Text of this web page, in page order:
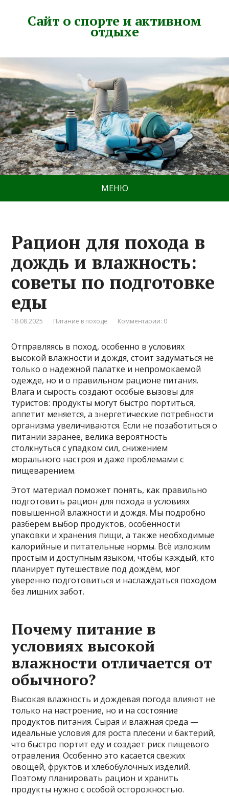
Сайт о спорте и активном
отдыхе
МЕНЮ
Рацион для похода в
дождь и влажность:
советы по подготовке
еды
18.08.2025 Питание в походе Комментарии: 0
Отправляясь в поход, особенно в условиях
высокой влажности и дождя, стоит задуматься не
только о надежной палатке и непромокаемой
одежде, но и о правильном рационе питания.
Влага и сырость создают особые вызовы для
туристов: продукты могут быстро портиться,
аппетит меняется, а энергетические потребности
организма увеличиваются. Если не позаботиться о
питании заранее, велика вероятность
столкнуться с упадком сил, снижением
морального настроя и даже проблемами с
пищеварением.
Этот материал поможет понять, как правильно
подготовить рацион для похода в условиях
повышенной влажности и дождя. Мы подробно
разберем выбор продуктов, особенности
упаковки и хранения пищи, а также необходимые
калорийные и питательные нормы. Всё изложим
простым и доступным языком, чтобы каждый, кто
планирует путешествие под дождём, мог
уверенно подготовиться и наслаждаться походом
без лишних забот.
Почему питание в
условиях высокой
влажности отличается от
обычного?
Высокая влажность и дождевая погода влияют не
только на настроение, но и на состояние
продуктов питания. Сырая и влажная среда —
идеальные условия для роста плесени и бактерий,
что быстро портит еду и создает риск пищевого
отравления. Особенно это касается свежих
овощей, фруктов и хлебобулочных изделий.
Поэтому планировать рацион и хранить
продукты нужно с особой осторожностью.